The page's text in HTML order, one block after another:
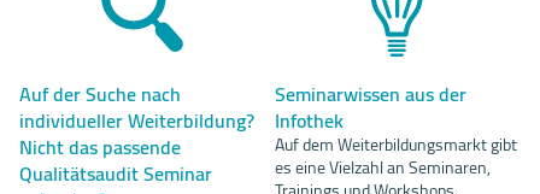
Auf der Suche nach
individueller Weiterbildung?
Nicht das passende
Qualitätsaudit Seminar
Seminarwissen aus der
Infothek
Auf dem Weiterbildungsmarkt gibt
es eine Vielzahl an Seminaren,